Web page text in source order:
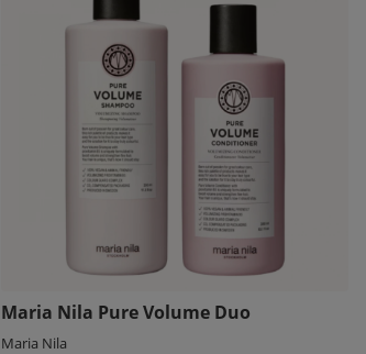
Maria Nila Pure Volume Duo
Maria Nila